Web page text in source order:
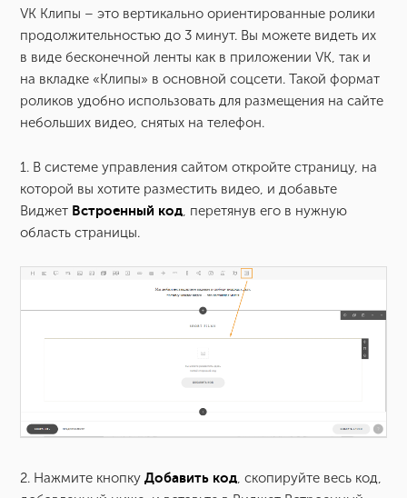
Как вставить на сайт Shorts видео с Youtube
Как добавить аудио или музыку на сайт?
сетях?
Как добавить на сайт сторонний код on-line чата,
«обратного звонка»?
Как подтвердить права на сайт на Pinterest.com?
Как разместить на сайте кнопку оплаты?
Как добавить калькулятор на сайт?
VK Клипы – это вертикально ориентированные ролики
продолжительностью до 3 минут. Вы можете видеть их
в виде бесконечной ленты как в приложении VK, так и
на вкладке «Клипы» в основной соцсети. Такой формат
роликов удобно использовать для размещения на сайте
небольших видео, снятых на телефон.
1. В системе управления сайтом откройте страницу, на
которой вы хотите разместить видео, и добавьте
Виджет Встроенный код, перетянув его в нужную
область страницы.
2. Нажмите кнопкуДобавить код , скопируйте весь код,